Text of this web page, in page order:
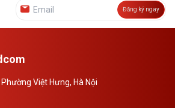
Đăng ký ngay
Việt Hưng, Hà Nội